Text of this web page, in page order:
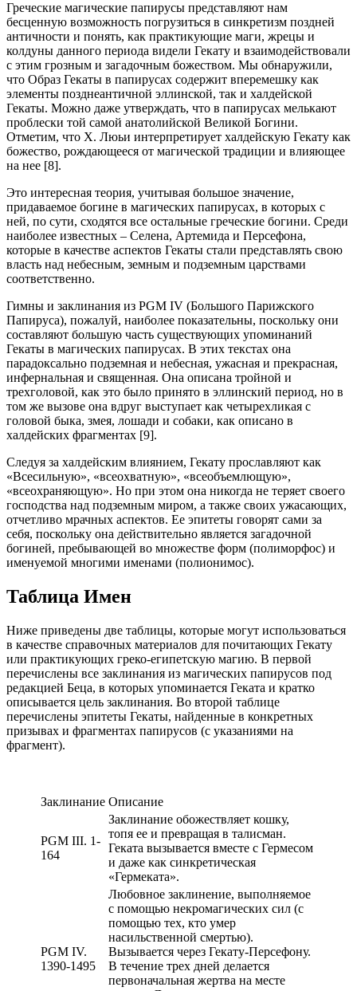
Греческие магические папирусы представляют нам
бесценную возможность погрузиться в синкретизм поздней
античности и понять, как практикующие маги, жрецы и
колдуны данного периода видели Гекату и взаимодействовали
с этим грозным и загадочным божеством. Мы обнаружили,
что Образ Гекаты в папирусах содержит вперемешку как
элементы позднеантичной эллинской, так и халдейской
Гекаты. Можно даже утверждать, что в папирусах мелькают
проблески той самой анатолийской Великой Богини.
Отметим, что Х. Люьи интерпретирует халдейскую Гекату как
божество, рождающееся от магической традиции и влияющее
на нее [8].
Это интересная теория, учитывая большое значение,
придаваемое богине в магических папирусах, в которых с
ней, по сути, сходятся все остальные греческие богини. Среди
наиболее известных – Селена, Артемида и Персефона,
которые в качестве аспектов Гекаты стали представлять свою
власть над небесным, земным и подземным царствами
соответственно.
Гимны и заклинания из PGM IV (Большого Парижского
Папируса), пожалуй, наиболее показательны, поскольку они
составляют большую часть существующих упоминаний
Гекаты в магических папирусах. В этих текстах она
парадоксально подземная и небесная, ужасная и прекрасная,
инфернальная и священная. Она описана тройной и
трехголовой, как это было принято в эллинский период, но в
том же вызове она вдруг выступает как четырехликая с
головой быка, змея, лошади и собаки, как описано в
халдейских фрагментах [9].
Следуя за халдейским влиянием, Гекату прославляют как
«Всесильную», «всеохватную», «всеобъемлющую»,
«всеохраняющую». Но при этом она никогда не теряет своего
господства над подземным миром, а также своих ужасающих,
отчетливо мрачных аспектов. Ее эпитеты говорят сами за
себя, поскольку она действительно является загадочной
богиней, пребывающей во множестве форм (полиморфос) и
именуемой многими именами (полионимос).
Таблица Имен
Ниже приведены две таблицы, которые могут использоваться
в качестве справочных материалов для почитающих Гекату
или практикующих греко-египетскую магию. В первой
перечислены все заклинания из магических папирусов под
редакцией Беца, в которых упоминается Геката и кратко
описывается цель заклинания. Во второй таблице
перечислены эпитеты Гекаты, найденные в конкретных
призывах и фрагментах папирусов (с указаниями на
фрагмент).
Заклинание Описание
PGM III. 1-
164
Заклинание обожествляет кошку,
топя ее и превращая в талисман.
Геката вызывается вместе с Гермесом
и даже как синкретическая
«Гермеката».
PGM IV.
1390-1495
Любовное заклинение, выполняемое
с помощью некромагических сил (с
помощью тех, кто умер
насильственной смертью).
Вызывается через Гекату-Персефону.
В течение трех дней делается
первоначальная жертва на месте